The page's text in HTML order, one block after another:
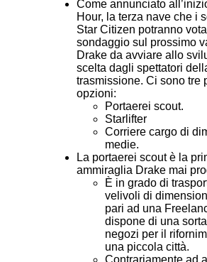
Come annunciato
Hour, la terza nave che i
Star Citizen potranno
sondaggio sul prossimo
Drake da avviare allo
scelta dagli spettatori
trasmissione. Ci sono tre
opzioni:
Portaerei scout.
Starlifter
Corriere cargo di
medie.
La portaerei scout è la
ammiraglia Drake mai
È in grado di
velivoli di
pari ad una
dispone di una
negozi per il
una piccola città.
Contrariamente ad